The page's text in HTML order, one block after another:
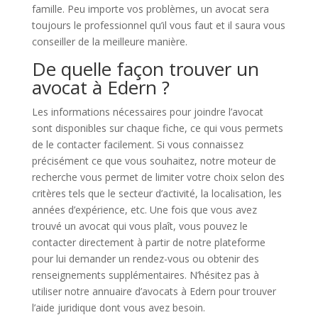
famille. Peu importe vos problèmes, un avocat sera
toujours le professionnel qu’il vous faut et il saura vous
conseiller de la meilleure manière.
De quelle façon trouver un
avocat à Edern ?
Les informations nécessaires pour joindre l’avocat
sont disponibles sur chaque fiche, ce qui vous permets
de le contacter facilement. Si vous connaissez
précisément ce que vous souhaitez, notre moteur de
recherche vous permet de limiter votre choix selon des
critères tels que le secteur d’activité, la localisation, les
années d’expérience, etc. Une fois que vous avez
trouvé un avocat qui vous plaît, vous pouvez le
contacter directement à partir de notre plateforme
pour lui demander un rendez-vous ou obtenir des
renseignements supplémentaires. N’hésitez pas à
utiliser notre annuaire d’avocats à Edern pour trouver
l’aide juridique dont vous avez besoin.